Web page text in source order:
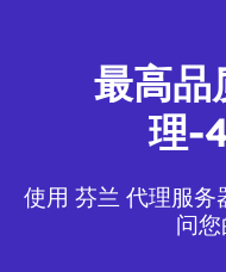
最高
理-
使用 芬兰 代理服务
问您